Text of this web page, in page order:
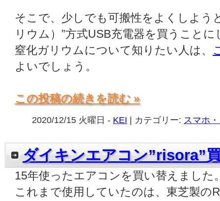
そこで、少しでも可搬性をよくしよう
リウム）”方式USB充電器を買うこと
窒化ガリウムについて知りたい人は、
よいでしょう。
この投稿の続きを読む »
2020/12/15 火曜日 - KEI | カテゴリー: スマホ
ダイキンエアコン”risora”
15年使ったエアコンを買い替えました
これまで使用していたのは、東芝製の